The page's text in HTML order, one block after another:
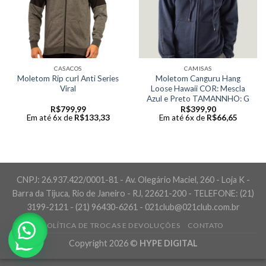
CASACOS
Moletom Rip curl Anti Series
Viral
R$799,99
Em até 6x de R$133,33
CAMISAS
Moletom Canguru Hang
Loose Hawaii COR: Mescla
Azul e Preto TAMANNHO: G
R$399,90
Em até 6x de R$66,65
CNPJ: 26.937.422/0001-81 - Av. Olegário Maciel, 260 - Loja K -
Barra da Tijuca, Rio de Janeiro - RJ, 22621-200 - TELEFONE: (21)
3199-2121 - (21) 96430-6261 - 021club@021club.com.br
POLÍTICA DE TROCAS E DEVOLUÇÕES CONTATO
Copyright 2026 © HYPE DIGITAL